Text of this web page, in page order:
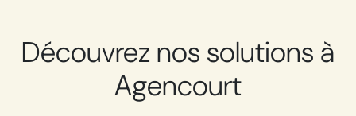
Découvrez nos solutions à
Agencourt